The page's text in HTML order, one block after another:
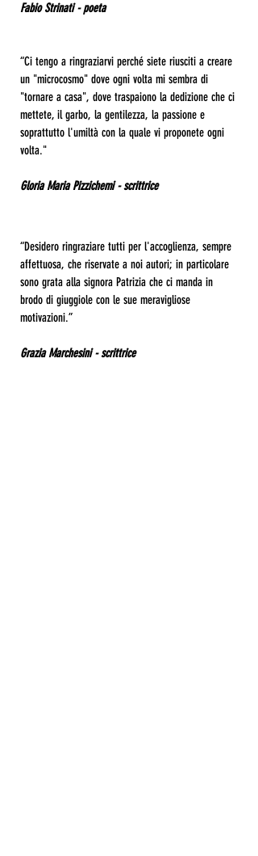
Fabio Strinati - poeta
“Ci tengo a ringraziarvi perché siete riusciti a creare
un "microcosmo" dove ogni volta mi sembra di
"tornare a casa", dove traspaiono la dedizione che ci
mettete, il garbo, la gentilezza, la passione e
soprattutto l'umiltà con la quale vi proponete ogni
volta."
Gloria Maria Pizzichemi - scrittrice
“Desidero ringraziare tutti per l'accoglienza, sempre
affettuosa, che riservate a noi autori; in particolare
sono grata alla signora Patrizia che ci manda in
brodo di giuggiole con le sue meravigliose
motivazioni.”
Grazia Marchesini - scrittrice